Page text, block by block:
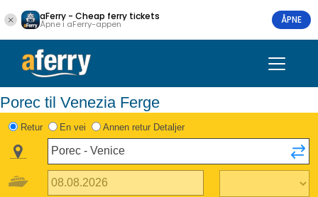
aFerry - Cheap ferry tickets
Åpne i aFerry-appen ÅPNE
Porec til Venezia Ferge
Retur En vei Annen retur Detaljer